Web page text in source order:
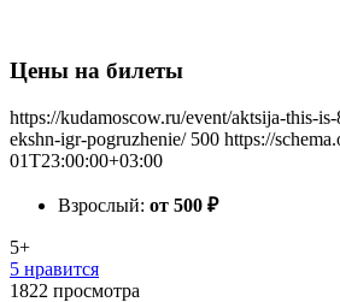
Цены на билеты
https://kudamoscow.ru/event/aktsija-this-
ekshn-igr-pogruzhenie/ 500 https://
01T23:00:00+03:00
Взрослый: от 500 ₽
5+
5 нравится
1822 просмотра